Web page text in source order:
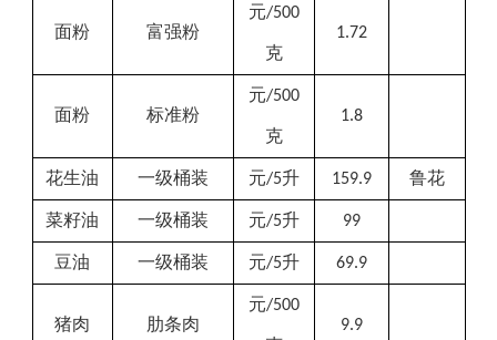
面粉 富强粉
元/500
克
1.72
面粉 标准粉
元/500
克
1.8
花生油 一级桶装 元/5升 159.9 鲁花
菜籽油 一级桶装 元/5升 99
豆油 一级桶装 元/5升 69.9
猪肉 肋条肉
元/500
9.9